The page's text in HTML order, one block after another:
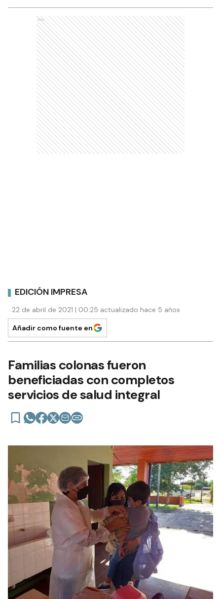
Ads
EDICIÓN IMPRESA
22 de abril de 2021 | 00:25 actualizado hace 5 años
Añadir como fuente en
Familias colonas fueron
beneficiadas con completos
servicios de salud integral